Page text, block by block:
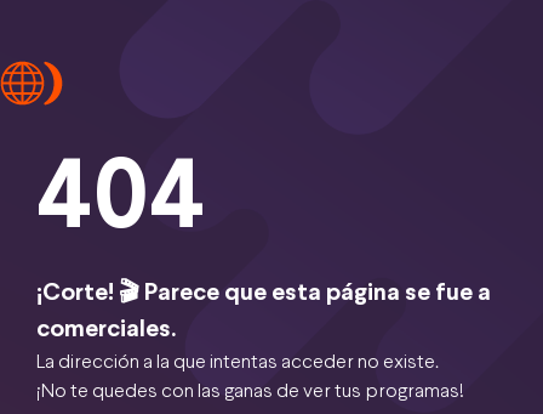
404
¡Corte! 🎬 Parece que esta página se fue a
comerciales.
La dirección a la que intentas acceder no existe.
¡No te quedes con las ganas de ver tus programas!